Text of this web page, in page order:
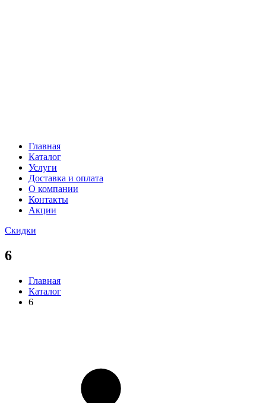
Главная
Каталог
Услуги
Доставка и оплата
О компании
Контакты
Акции
Скидки
6
Главная
Каталог
6